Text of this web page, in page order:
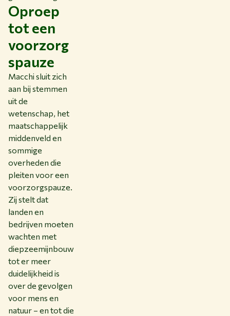
Oproep
tot een
voorzorg
spauze
Macchi sluit zich
aan bij stemmen
uit de
wetenschap, het
maatschappelijk
middenveld en
sommige
overheden die
pleiten voor een
voorzorgspauze.
Zij stelt dat
landen en
bedrijven moeten
wachten met
diepzeemijnbouw
tot er meer
duidelijkheid is
over de gevolgen
voor mens en
natuur – en tot die